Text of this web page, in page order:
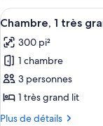
lits
doubles,
vue
sur
la
piscine
(Princess
lits
vue
sur
la
piscine
(Princess
Afficher
toutes
les
photos
pour
ce
type
6
Chambre, 1 très
300 pi²
1 chambre
3 personnes
1 très grand lit
Plus de détails
Plus